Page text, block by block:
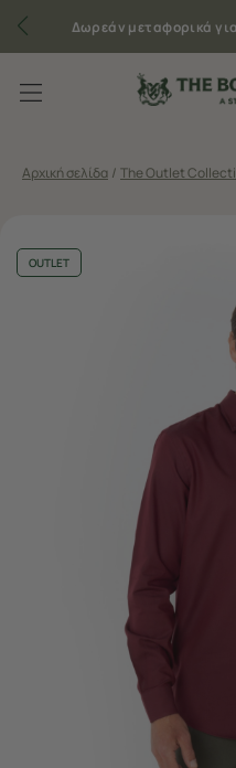
Δωρεάν μεταφορικά
Αρχική σελίδα / The Outlet
OUTLET